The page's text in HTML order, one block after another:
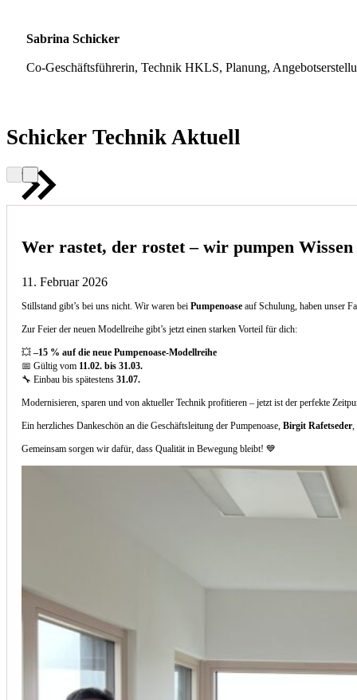
Sabrina Schicker
Co-Geschäftsführerin, Technik HKLS, Planung,
Schicker Technik Aktuell
Wer rastet, der rostet – wir pumpen
11. Februar 2026
Stillstand gibt’s bei uns nicht. Wir waren beiPumpenoase auf Schulung, haben unser
Zur Feier der neuen Modellreihe gibt’s jetzt einen starken Vorteil für dich:
💥–15 % auf die neue Pumpenoase-Modellreihe
📅 Gültig vom 11.02. bis 31.03.
🔧 Einbau bis spätestens31.07.
Modernisieren, sparen und von aktueller Technik profitieren – jetzt ist der perfekte
Ein herzliches Dankeschön an die Geschäftsleitung der Pumpenoase,Birgit Rafetseder
Gemeinsam sorgen wir dafür, dass Qualität in Bewegung bleibt! 💙